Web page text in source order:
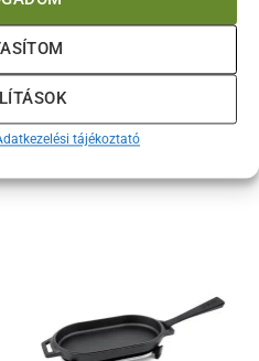
tájékoztató
TOVÁBB OLVASOM